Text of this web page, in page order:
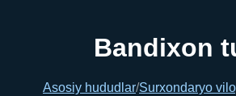
Bandixon
Asosiy hududlar/Surxondaryo